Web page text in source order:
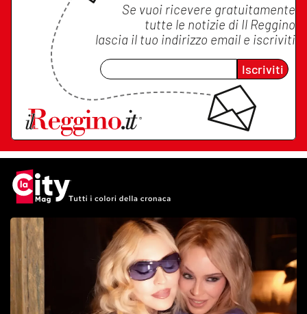
Se vuoi ricevere gratuitamente
tutte le notizie di Il Reggino
lascia il tuo indirizzo email e iscriviti
Iscriviti